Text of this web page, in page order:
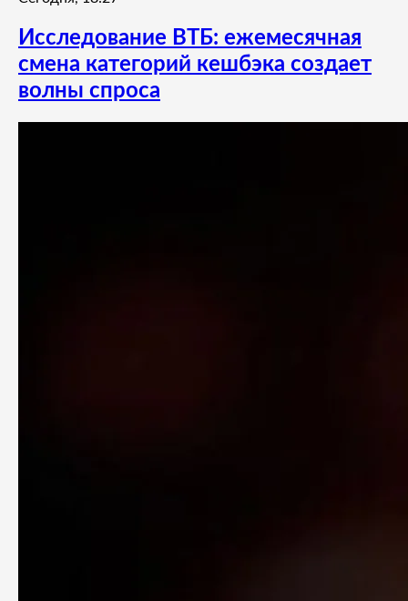
Исследование ВТБ: ежемесячная
смена категорий кешбэка создает
волны спроса